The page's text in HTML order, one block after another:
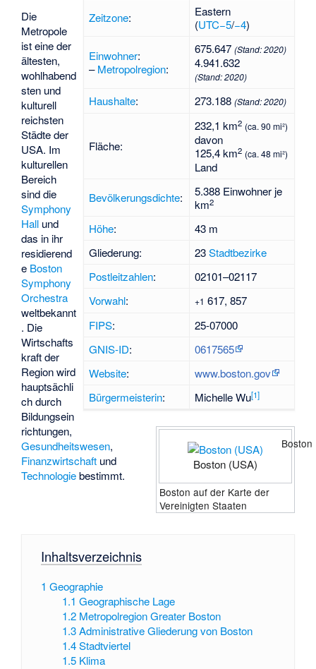
Zeitzone:
Eastern
(UTC−5/−4)
Einwohner:
–Metropolregion:
675.647 (Stand:2020)
4.941.632
(Stand:2020)
Haushalte: 273.188 (Stand:2020)
Fläche:
232,1 km2 (ca. 90 mi²)
davon
125,4 km2 (ca. 48 mi²)
Land
Bevölkerungsdichte:
5.388 Einwohner je
km2
Höhe:
43 m
Gliederung:
23Stadtbezirke
Postleitzahlen:
02101–02117
Vorwahl: +1 617, 857
FIPS:
25-07000
GNIS-ID:
0617565
Website:
www.boston.gov
Bürgermeisterin: Michelle Wu[1]
Boston (USA)
Boston
Boston auf der Karte der
Vereinigten Staaten
Die
Metropole
ist eine der
ältesten,
wohlhabend
sten und
kulturell
reichsten
Städte der
USA. Im
kulturellen
Bereich
sind die
Symphony
Hall und
das in ihr
residierend
e Boston
Symphony
Orchestra
weltbekannt
. Die
Wirtschafts
kraft der
Region wird
hauptsächli
ch durch
Bildungsein
richtungen,
Gesundheitswesen,
Finanzwirtschaft und
Technologiebestimmt.
Inhaltsverzeichnis
1 Geographie
1.1 Geographische Lage
1.2 Metropolregion Greater Boston
1.3 Administrative Gliederung von Boston
1.4 Stadtviertel
1.5 Klima